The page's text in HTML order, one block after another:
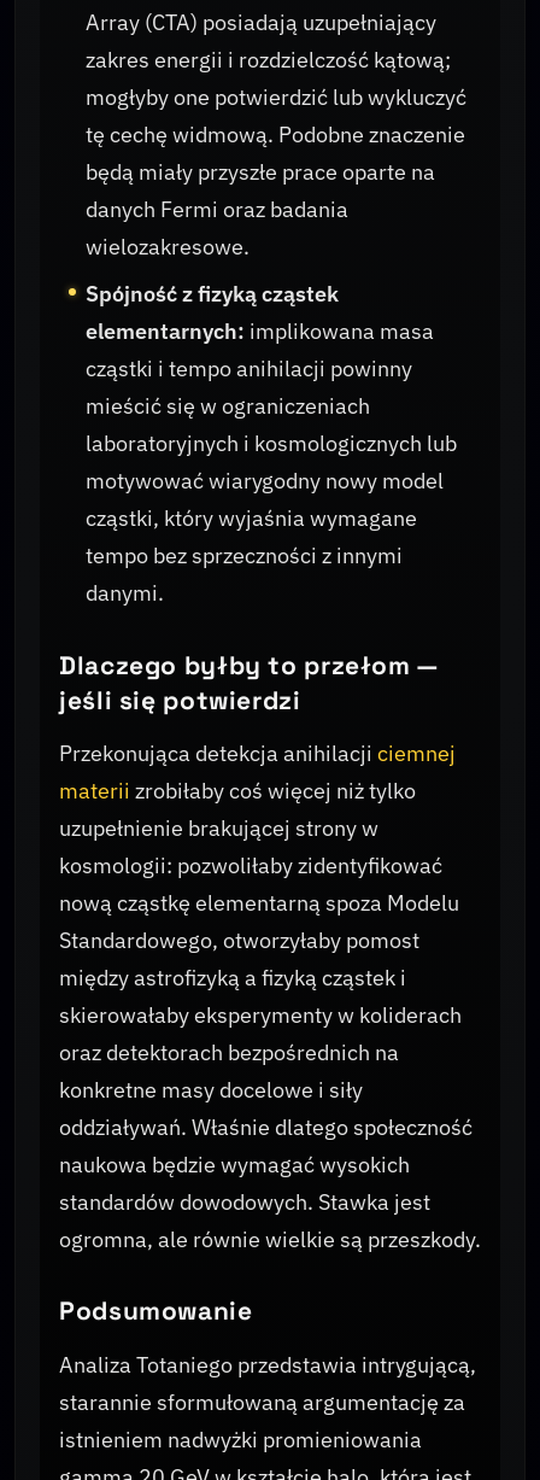
Array (CTA) posiadają uzupełniający
zakres energii i rozdzielczość kątową;
mogłyby one potwierdzić lub wykluczyć
tę cechę widmową. Podobne znaczenie
będą miały przyszłe prace oparte na
danych Fermi oraz badania
wielozakresowe.
Spójność z fizyką cząstek
elementarnych: implikowana masa
cząstki i tempo anihilacji powinny
mieścić się w ograniczeniach
laboratoryjnych i kosmologicznych lub
motywować wiarygodny nowy model
cząstki, który wyjaśnia wymagane
tempo bez sprzeczności z innymi
danymi.
Dlaczego byłby to przełom —
jeśli się potwierdzi
Przekonująca detekcja anihilacji ciemnej
materii zrobiłaby coś więcej niż tylko
uzupełnienie brakującej strony w
kosmologii: pozwoliłaby zidentyfikować
nową cząstkę elementarną spoza Modelu
Standardowego, otworzyłaby pomost
między astrofizyką a fizyką cząstek i
skierowałaby eksperymenty w koliderach
oraz detektorach bezpośrednich na
konkretne masy docelowe i siły
oddziaływań. Właśnie dlatego społeczność
naukowa będzie wymagać wysokich
standardów dowodowych. Stawka jest
ogromna, ale równie wielkie są przeszkody.
Podsumowanie
Analiza Totaniego przedstawia intrygującą,
starannie sformułowaną argumentację za
istnieniem nadwyżki promieniowania